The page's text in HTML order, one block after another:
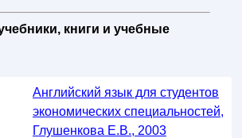
книги и учебные
Английский язык для студентов
экономических специальностей,
Глушенкова Е.В., 2003